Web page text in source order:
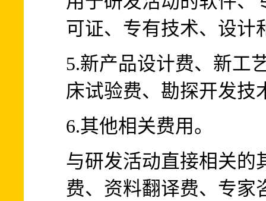
可证、专有技术、设计
5.新产品设计费、新工
床试验费、勘探开发技
6.其他相关费用。
与研发活动直接相关的
费、资料翻译费、专家